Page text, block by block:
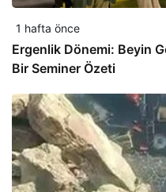
1 hafta önce
Ergenlik Dönemi: Beyin
Bir Seminer Özeti